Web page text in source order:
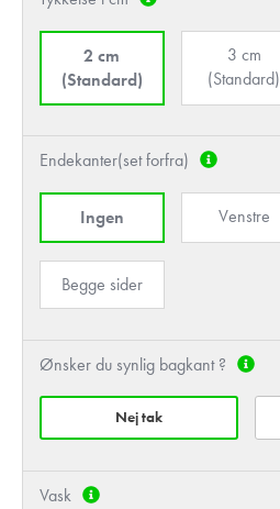
2 cm
(Standard)
3 cm
(Standard)
Endekanter(set forfra)
Ingen Venstre
Begge sider
Ønsker du synlig bagkant ?
Nej tak
Vask